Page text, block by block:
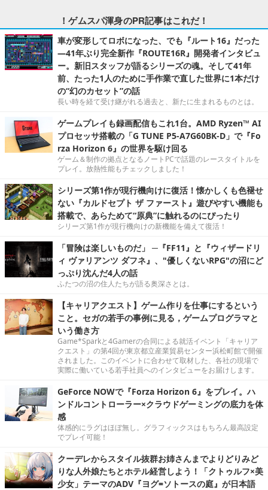
！ゲムスパ渾身のPR記事はこれだ！
車が変形してロボになった、でも『ルート16』だった
―41年ぶり完全新作『ROUTE16R』開発者インタビュ
ー。新旧スタッフが語るシリーズの魂。そして41年
前、たった1人のために手作業で直した世界に1本だけ
の“幻のカセット”の話
長い時を経て受け継がれる過去と、新たに生まれるものとは。
ゲームプレイも録画配信もこれ1台。AMD Ryzen™ AI
プロセッサ搭載の「G TUNE P5-A7G60BK-D」で『Fo
rza Horizon 6』の世界を駆け回る
ゲーム＆制作の拠点となるノートPCで話題のレースタイトルを
プレイ。放熱性能もチェックしました！
シリーズ第1作が現行機向けに復活！懐かしくも色褪せ
ない『カルドセプト ザ ファースト』遊びやすい機能も
搭載で、あらためて“原典”に触れるのにぴったり
シリーズ第1作が現行機向けの新機能を備えて復活！
「冒険は楽しいものだ」 ─『FF11』と『ウィザードリ
ィ ヴァリアンツ ダフネ』、"優しくないRPG"の沼にど
っぷり沈んだ4人の話
ふたつの沼の住人たちが語る奥深さとは。
【キャリアクエスト】ゲーム作りを仕事にするという
こと。セガの若手の事例に見る，ゲームプログラマと
いう働き方
Game*Sparkと4Gamerの合同による就活イベント「キャリア
クエスト」の第4回が東京都立産業貿易センター浜松町館で開催
されました。このイベントに合わせて取材した、各社の現場で
実際に働いている若手社員へのインタビューをお届けします。
GeForce NOWで『Forza Horizon 6』をプレイ。ハ
ンドルコントローラー×クラウドゲーミングの底力を体
感
体感的にラグはほぼ無し。グラフィックスはもちろん最高設定
でプレイ可能！
クーデレからスタイル抜群お姉さんまでよりどりみど
りな人外娘たちとホテル経営しよう！「クトゥルフ×美
少女」テーマのADV『ヨグ=ソトースの庭』が日本語